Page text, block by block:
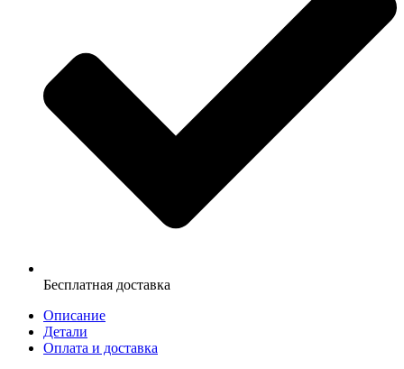
Бесплатная доставка
Описание
Детали
Оплата и доставка